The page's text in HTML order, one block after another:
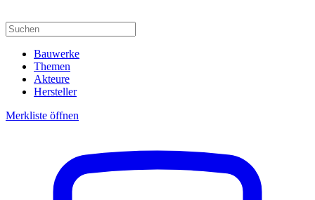
Bauwerke
Themen
Akteure
Hersteller
Merkliste öffnen